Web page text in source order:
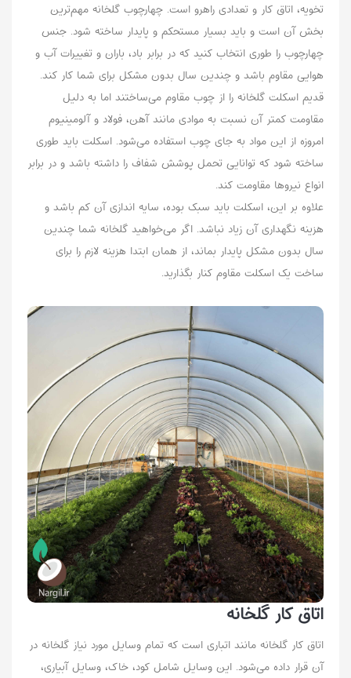
تخویه، اتاق کار و تعدادی راهرو است. چهارچوب گلخانه مهم‌ترین
بخش آن است و باید بسیار مستحکم و پایدار ساخته شود. جنس
چهارچوب را طوری انتخاب کنید که در برابر باد، باران و تغییرات آب و
هوایی مقاوم باشد و چندین سال بدون مشکل برای شما کار کند.
قدیم اسکلت گلخانه را از چوب مقاوم می‌ساختند اما به دلیل
مقاومت کمتر آن نسبت به موادی مانند آهن، فولاد و آلومینیوم
امروزه از این مواد به جای چوب استفاده می‌شود. اسکلت باید طوری
ساخته شود که توانایی تحمل پوشش شفاف را داشته باشد و در برابر
انواع نیروها مقاومت کند.
علاوه بر این، اسکلت باید سبک بوده، سایه اندازی آن کم باشد و
هزینه نگهداری آن زیاد نباشد. اگر می‌خواهید گلخانه شما چندین
سال بدون مشکل پایدار بماند، از همان ابتدا هزینه لازم را برای
ساخت یک اسکلت مقاوم کنار بگذارید.
اتاق کار گلخانه
اتاق کار گلخانه مانند اتباری است که تمام وسایل مورد نیاز گلخانه در
آن قرار داده می‌شود. این وسایل شامل کود، خاک، وسایل آبیاری،